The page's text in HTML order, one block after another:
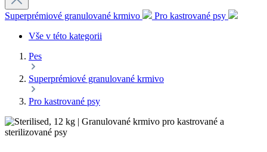
Superprémiové granulované krmivo
Pro kastrované psy
Vše v této kategorii
Pes
Superprémiové granulované krmivo
Pro kastrované psy